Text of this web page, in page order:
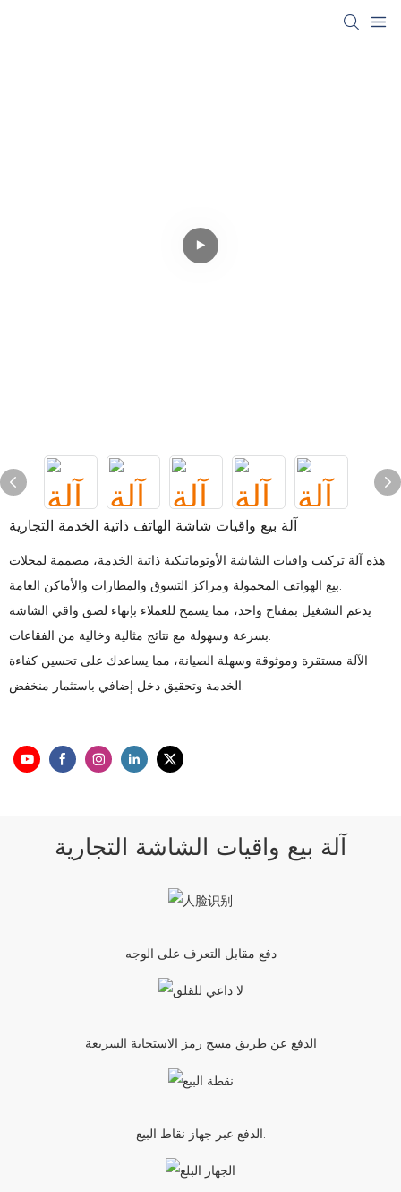
آلة بيع واقيات شاشة الهاتف ذاتية الخدمة التجارية
هذه آلة تركيب واقيات الشاشة الأوتوماتيكية ذاتية الخدمة، مصممة لمحلات
بيع الهواتف المحمولة ومراكز التسوق والمطارات والأماكن العامة.
يدعم التشغيل بمفتاح واحد، مما يسمح للعملاء بإنهاء لصق واقي الشاشة
بسرعة وسهولة مع نتائج مثالية وخالية من الفقاعات.
الآلة مستقرة وموثوقة وسهلة الصيانة، مما يساعدك على تحسين كفاءة
الخدمة وتحقيق دخل إضافي باستثمار منخفض.
آلة بيع واقيات الشاشة التجارية
دفع مقابل التعرف على الوجه
الدفع عن طريق مسح رمز الاستجابة السريعة